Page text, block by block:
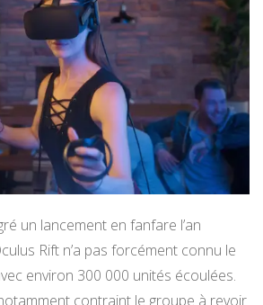
un lancement en fanfare l’an
Rift n’a pas forcément connu le
environ 300 000 unités écoulées.
contraint le groupe à revoir